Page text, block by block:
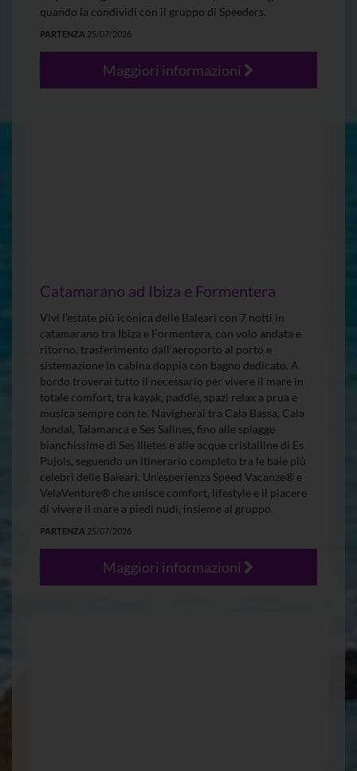
quando la condividi con il gruppo di Speeders.
PARTENZA 25/07/2026
Maggiori informazioni
Catamarano ad Ibiza e Formentera
Vivi l’estate più iconica delle Baleari con 7 notti in
catamarano tra Ibiza e Formentera, con volo andata e
ritorno, trasferimento dall’aeroporto al porto e
sistemazione in cabina doppia con bagno dedicato. A
bordo troverai tutto il necessario per vivere il mare in
totale comfort, tra kayak, paddle, spazi relax a prua e
musica sempre con te. Navigherai tra Cala Bassa, Cala
Jondal, Talamanca e Ses Salines, fino alle spiagge
bianchissime di Ses Illetes e alle acque cristalline di Es
Pujols, seguendo un itinerario completo tra le baie più
celebri delle Baleari. Un’esperienza Speed Vacanze® e
VelaVenture® che unisce comfort, lifestyle e il piacere
di vivere il mare a piedi nudi, insieme al gruppo.
PARTENZA 25/07/2026
Maggiori informazioni